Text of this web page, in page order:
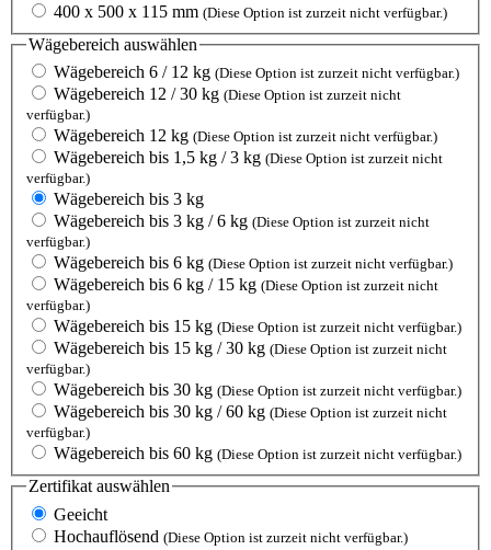
400 x 500 x 115 mm (Diese Option ist zurzeit nicht verfügbar.)
Wägebereich auswählen
Wägebereich 6 / 12 kg (Diese Option ist zurzeit nicht verfügbar.)
Wägebereich 12 / 30 kg (Diese Option ist zurzeit nicht
verfügbar.)
Wägebereich 12 kg (Diese Option ist zurzeit nicht verfügbar.)
Wägebereich bis 1,5 kg / 3 kg (Diese Option ist zurzeit nicht
verfügbar.)
Wägebereich bis 3 kg
Wägebereich bis 3 kg / 6 kg (Diese Option ist zurzeit nicht
verfügbar.)
Wägebereich bis 6 kg (Diese Option ist zurzeit nicht verfügbar.)
Wägebereich bis 6 kg / 15 kg (Diese Option ist zurzeit nicht
verfügbar.)
Wägebereich bis 15 kg (Diese Option ist zurzeit nicht verfügbar.)
Wägebereich bis 15 kg / 30 kg (Diese Option ist zurzeit nicht
verfügbar.)
Wägebereich bis 30 kg (Diese Option ist zurzeit nicht verfügbar.)
Wägebereich bis 30 kg / 60 kg (Diese Option ist zurzeit nicht
verfügbar.)
Wägebereich bis 60 kg (Diese Option ist zurzeit nicht verfügbar.)
Zertifikat auswählen
Geeicht
Hochauflösend (Diese Option ist zurzeit nicht verfügbar.)